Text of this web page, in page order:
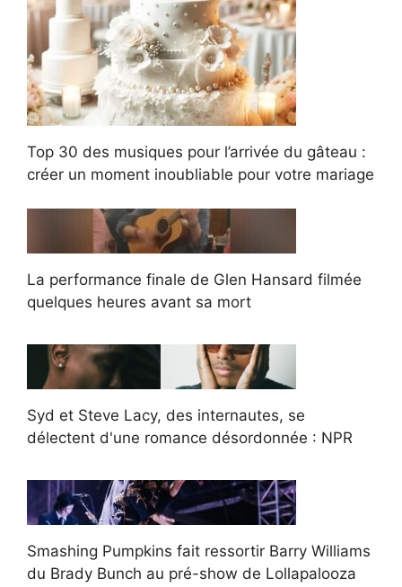
Top 30 des musiques pour l’arrivée du gâteau :
créer un moment inoubliable pour votre mariage
La performance finale de Glen Hansard filmée
quelques heures avant sa mort
Syd et Steve Lacy, des internautes, se
délectent d'une romance désordonnée : NPR
Smashing Pumpkins fait ressortir Barry Williams
du Brady Bunch au pré-show de Lollapalooza